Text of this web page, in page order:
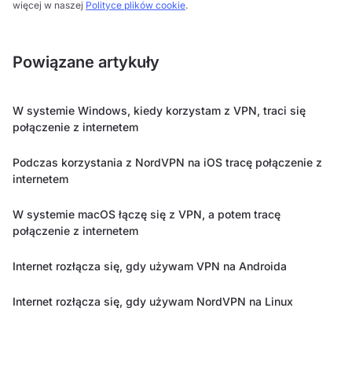
więcej w naszej Polityce plików cookie.
Powiązane artykuły
W systemie Windows, kiedy korzystam z VPN, traci się
połączenie z internetem
Podczas korzystania z NordVPN na iOS tracę połączenie z
internetem
W systemie macOS łączę się z VPN, a potem tracę
połączenie z internetem
Internet rozłącza się, gdy używam VPN na Androida
Internet rozłącza się, gdy używam NordVPN na Linux